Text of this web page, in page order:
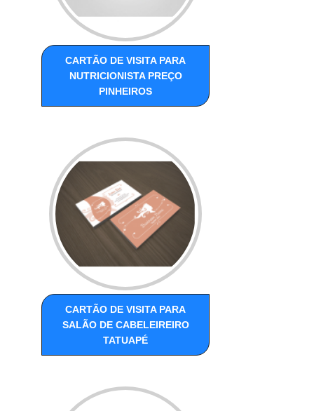
CARTÃO DE VISITA PARA
NUTRICIONISTA PREÇO
PINHEIROS
CARTÃO DE VISITA PARA
SALÃO DE CABELEIREIRO
TATUAPÉ